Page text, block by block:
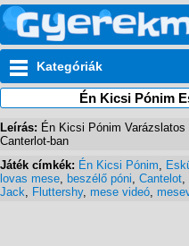
Kategóriák
Én Kicsi Pónim
Leírás: Én Kicsi Pónim
Canterlot-ban
Játék címkék: Én Kicsi Pónim,
lovas mese, beszélő póni, Cantelot,
Jack, Fluttershy, mese videó,